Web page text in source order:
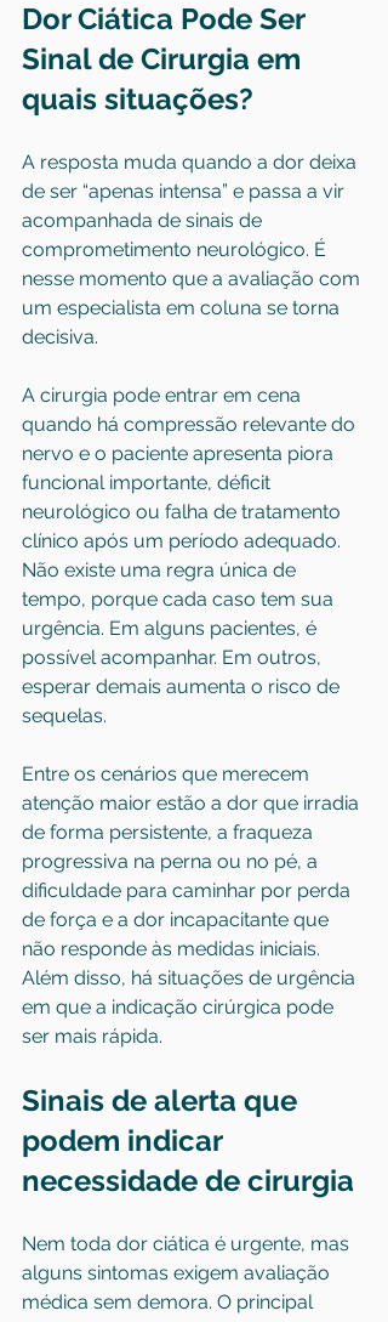
Dor Ciática Pode Ser
Sinal de Cirurgia em
quais situações?
A resposta muda quando a dor deixa
de ser “apenas intensa” e passa a vir
acompanhada de sinais de
comprometimento neurológico. É
nesse momento que a avaliação com
um especialista em coluna se torna
decisiva.
A cirurgia pode entrar em cena
quando há compressão relevante do
nervo e o paciente apresenta piora
funcional importante, déficit
neurológico ou falha de tratamento
clínico após um período adequado.
Não existe uma regra única de
tempo, porque cada caso tem sua
urgência. Em alguns pacientes, é
possível acompanhar. Em outros,
esperar demais aumenta o risco de
sequelas.
Entre os cenários que merecem
atenção maior estão a dor que irradia
de forma persistente, a fraqueza
progressiva na perna ou no pé, a
dificuldade para caminhar por perda
de força e a dor incapacitante que
não responde às medidas iniciais.
Além disso, há situações de urgência
em que a indicação cirúrgica pode
ser mais rápida.
Sinais de alerta que
podem indicar
necessidade de cirurgia
Nem toda dor ciática é urgente, mas
alguns sintomas exigem avaliação
médica sem demora. O principal